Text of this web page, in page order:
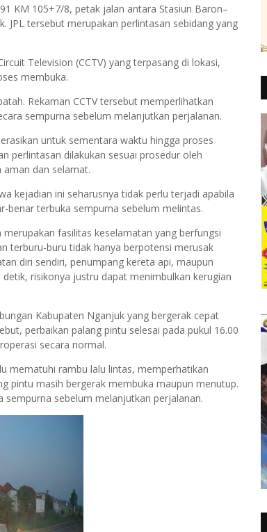
KM 105+7/8, petak jalan antara Stasiun Baron–
JPL tersebut merupakan perlintasan sebidang yang
Television (CCTV) yang terpasang di lokasi,
membuka.
Rekaman CCTV tersebut memperlihatkan
sempurna sebelum melanjutkan perjalanan.
untuk sementara waktu hingga proses
perlintasan dilakukan sesuai prosedur oleh
dan selamat.
kejadian ini seharusnya tidak perlu terjadi apabila
benar terbuka sempurna sebelum melintas.
fasilitas keselamatan yang berfungsi
terburu-buru tidak hanya berpotensi merusak
diri sendiri, penumpang kereta api, maupun
risikonya justru dapat menimbulkan kerugian
Kabupaten Nganjuk yang bergerak cepat
perbaikan palang pintu selesai pada pukul 16.00
secara normal.
mematuhi rambu lalu lintas, memperhatikan
pintu masih bergerak membuka maupun menutup.
sempurna sebelum melanjutkan perjalanan.